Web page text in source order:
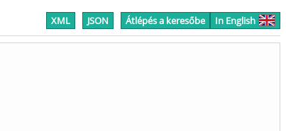
XML JSON Átlépés a keresőbe In English